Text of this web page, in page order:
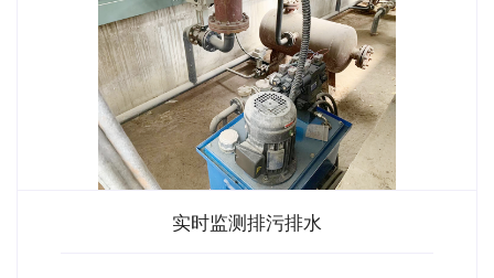
实时监测排污排水